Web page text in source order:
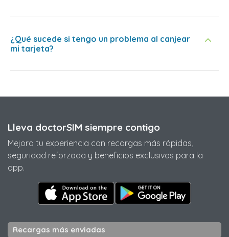
¿Qué sucede si tengo un problema al canjear
mi tarjeta?
Lleva doctorSIM siempre contigo
Mejora tu experiencia con recargas más rápidas,
seguridad reforzada y beneficios exclusivos para la
app.
Recargas más enviadas